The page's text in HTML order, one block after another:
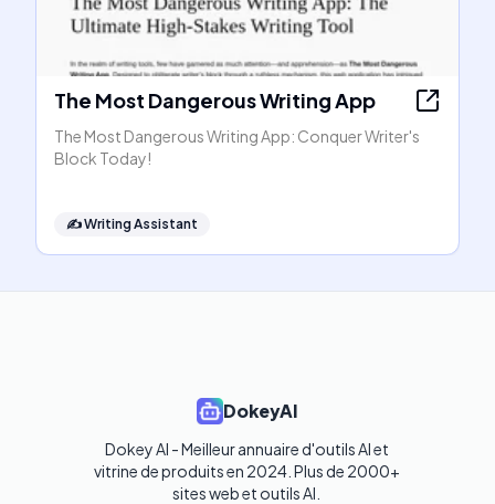
The Most Dangerous Writing App
The Most Dangerous Writing App: Conquer Writer's
Block Today!
✍️Writing Assistant
DokeyAI
Dokey AI - Meilleur annuaire d'outils AI et
vitrine de produits en 2024. Plus de 2000+
sites web et outils AI.